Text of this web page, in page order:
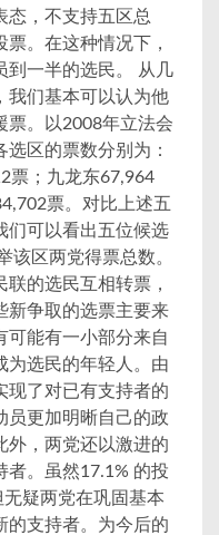
态，不支持五区总
。在这种情况下，
到一半的选民。 从几
我们基本可以认为他
票。以2008年立法会
区的票数分别为：
票；九龙东67,964
票。对比上述五
们可以看出五位候选
该区两党得票总数。
的选民互相转票，
新争取的选票主要来
可能有一小部分来自
为选民的年轻人。由
现了对已有支持者的
员更加明晰自己的政
外，两党还以激进的
者。虽然17.1% 的投
无疑两党在巩固基本
的支持者。为今后的